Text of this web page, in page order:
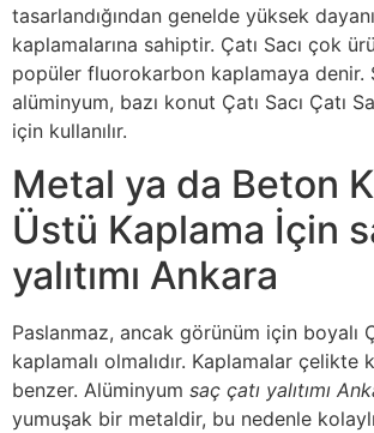
tasarlandığından genelde yüksek
kaplamalarına sahiptir. Çatı Sacı çok
popüler fluorokarbon kaplamaya denir.
alüminyum, bazı konut Çatı Sacı Çatı
için kullanılır.
Metal ya da Beton
Üstü Kaplama İçin
yalıtımı Ankara
Paslanmaz, ancak görünüm için boyalı
kaplamalı olmalıdır. Kaplamalar çelikte
benzer. Alüminyum saç çatı yalıtımı
yumuşak bir metaldir, bu nedenle